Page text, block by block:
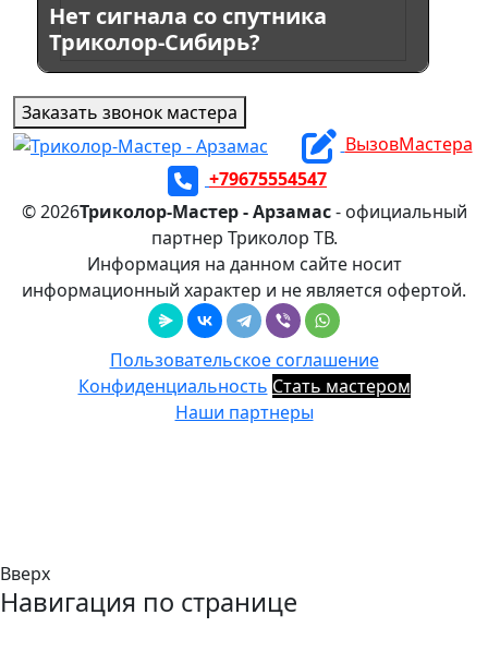
Нет сигнала со спутника
Триколор-Сибирь?
Заказать звонок мастера
ВызовМастера
+79675554547
© 2026Триколор-Мастер - Арзамас- официальный
партнер Триколор ТВ.
Информация на данном сайте носит
информационный характер и не является офертой.
Пользовательское соглашение
Конфиденциальность Стать мастером
Наши партнеры
Вверх
Навигация по странице